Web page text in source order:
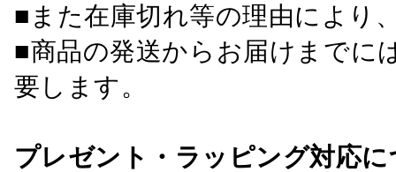
■また在庫切れ等の理由により
■商品の発送からお届けまでに
要します。
プレゼント・ラッピング対応